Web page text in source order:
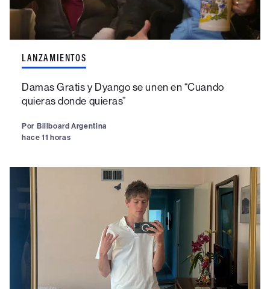
LANZAMIENTOS
Damas Gratis y Dyango se unen en “Cuando
quieras donde quieras”
Por Billboard Argentina
hace 11 horas